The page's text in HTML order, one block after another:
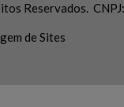
Reservados.
de Sites